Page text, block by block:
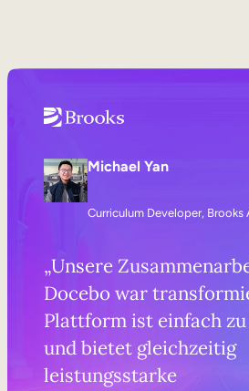
Michael Yan
Curriculum Developer,
„Unsere
Docebo war
Plattform ist einfach
und bietet gleichzeitig
leistungsstarke